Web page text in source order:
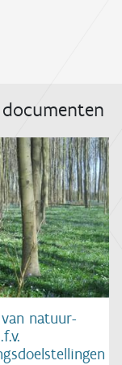
natuur-